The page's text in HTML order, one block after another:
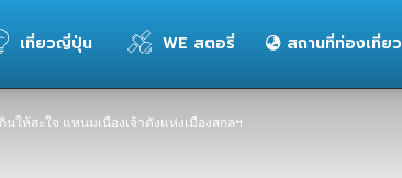
เที่ยวญี่ปุ่น WE สตอรี่ สถานที่ท่องเที่ยว
ให้สะใจ แหนมเนืองเจ้าดังแห่งเมืองสกลฯ